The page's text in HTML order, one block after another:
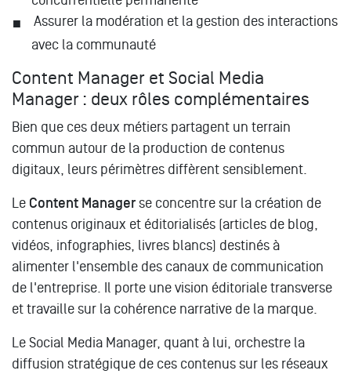
Assurer la modération et la gestion des interactions
avec la communauté
Content Manager et Social Media
Manager : deux rôles complémentaires
Bien que ces deux métiers partagent un terrain
commun autour de la production de contenus
digitaux, leurs périmètres diffèrent sensiblement.
Le Content Manager se concentre sur la création de
contenus originaux et éditorialisés (articles de blog,
vidéos, infographies, livres blancs) destinés à
alimenter l'ensemble des canaux de communication
de l'entreprise. Il porte une vision éditoriale transverse
et travaille sur la cohérence narrative de la marque.
Le Social Media Manager, quant à lui, orchestre la
diffusion stratégique de ces contenus sur les réseaux